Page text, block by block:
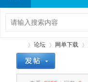
论坛 网单下载